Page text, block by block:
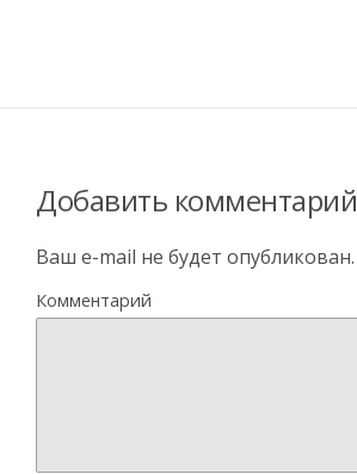
Добавить комментарий
Ваш e-mail не будет опубликован.
Комментарий